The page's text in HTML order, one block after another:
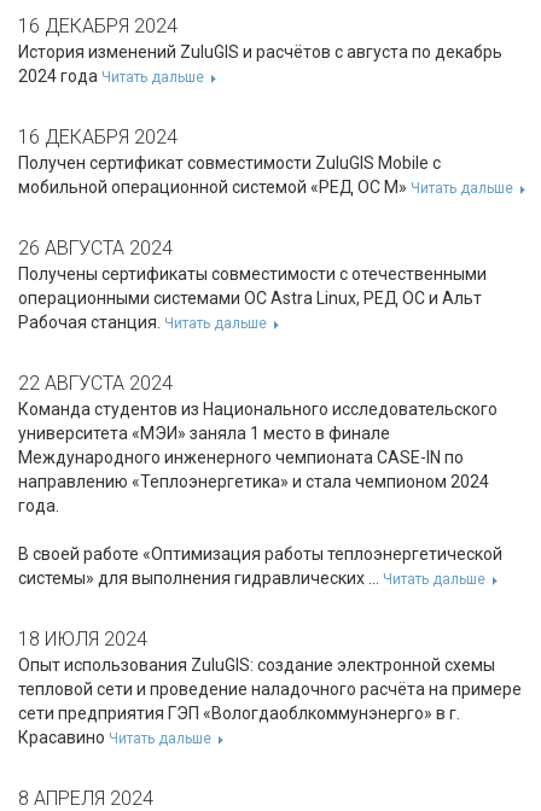
16 ДЕКАБРЯ 2024
История изменений ZuluGIS и расчётов с августа по декабрь
2024 года Читать дальше
16 ДЕКАБРЯ 2024
Получен сертификат совместимости ZuluGIS Mobile с
мобильной операционной системой «РЕД ОС М» Читать дальше
26 АВГУСТА 2024
Получены сертификаты совместимости с отечественными
операционными системами ОС Astra Linux, РЕД ОС и Альт
Рабочая станция. Читать дальше
22 АВГУСТА 2024
Команда студентов из Национального исследовательского
университета «МЭИ» заняла 1 место в финале
Международного инженерного чемпионата CASE-IN по
направлению «Теплоэнергетика» и стала чемпионом 2024
года.
В своей работе «Оптимизация работы теплоэнергетической
системы» для выполнения гидравлических ...
Читать дальше
18 ИЮЛЯ 2024
Опыт использования ZuluGIS: создание электронной схемы
тепловой сети и проведение наладочного расчёта на примере
сети предприятия ГЭП «Вологдаоблкоммунэнерго» в г.
Красавино Читать дальше
8 АПРЕЛЯ 2024